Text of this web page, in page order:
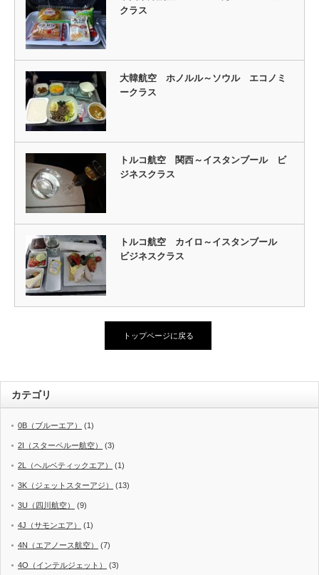
クラス
大韓航空 ホノルル～ソウル エコノミ
ークラス
トルコ航空 関西～イスタンブール ビ
ジネスクラス
トルコ航空 カイロ～イスタンブール
ビジネスクラス
トップページに戻る
カテゴリ
0B（ブルーエア） (1)
2I（スターペルー航空） (3)
2L（ヘルベティックエア） (1)
3K（ジェットスターアジ） (13)
3U（四川航空） (9)
4J（サモンエア） (1)
4N（エアノース航空） (7)
4O（インテルジェット） (3)